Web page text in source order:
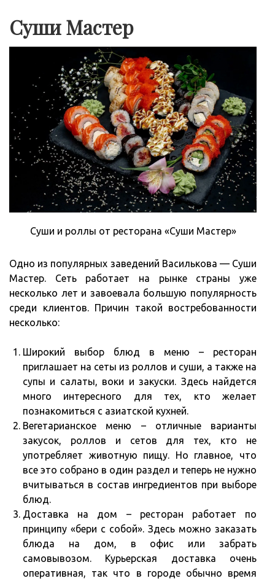
Суши Мастер
Суши и роллы от ресторана «Суши Мастер»
Одно из популярных заведений Василькова — Суши
Мастер. Сеть работает на рынке страны уже
несколько лет и завоевала большую популярность
среди клиентов. Причин такой востребованности
несколько:
Широкий выбор блюд в меню – ресторан
приглашает на сеты из роллов и суши, а также на
супы и салаты, воки и закуски. Здесь найдется
много интересного для тех, кто желает
познакомиться с азиатской кухней.
Вегетарианское меню – отличные варианты
закусок, роллов и сетов для тех, кто не
употребляет животную пищу. Но главное, что
все это собрано в один раздел и теперь не нужно
вчитываться в состав ингредиентов при выборе
блюд.
Доставка на дом – ресторан работает по
принципу «бери с собой». Здесь можно заказать
блюда на дом, в офис или забрать
самовывозом. Курьерская доставка очень
оперативная, так что в городе обычно время